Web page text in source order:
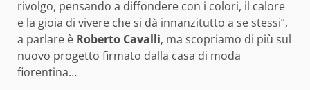
rivolgo, pensando a diffondere con i colori, il calore
e la gioia di vivere che si dà innanzitutto a se stessi”,
a parlare è Roberto Cavalli, ma scopriamo di più sul
nuovo progetto firmato dalla casa di moda
fiorentina…